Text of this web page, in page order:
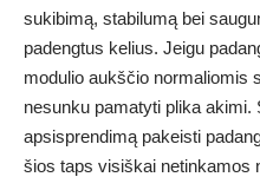
sukibimą, stabilumą bei
padengtus kelius. Jeigu
modulio aukščio normaliomis
nesunku pamatyti plika akimi.
apsisprendimą pakeisti
šios taps visiškai netinkamos